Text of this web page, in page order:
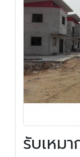
รับเหม